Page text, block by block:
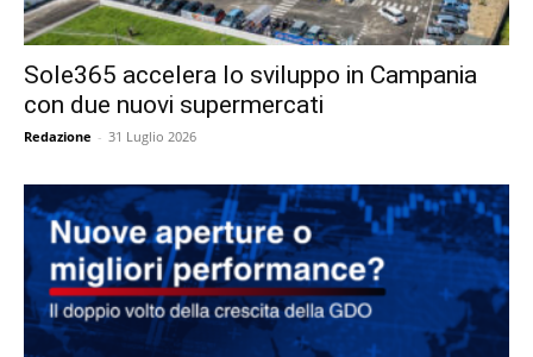
Sole365 accelera lo sviluppo in Campania
con due nuovi supermercati
Redazione - 31 Luglio 2026